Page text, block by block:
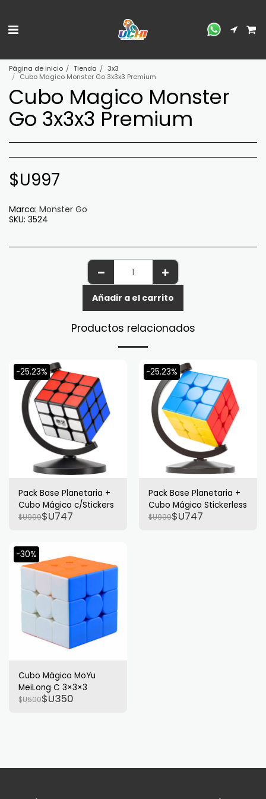
Página de inicio Tienda
3x3
Cubo Magico Monster Go 3x3x3 Premium
Cubo Magico Monster
Go 3x3x3 Premium
$U997
Marca: Monster Go
SKU: 3524
Añadir a el carrito
Productos relacionados
-25.23%
Pack Base Planetaria +
Cubo Mágico c/Stickers
$U999$U747
-25.23%
Pack Base Planetaria +
Cubo Mágico Stickerless
$U999$U747
-30%
Cubo Mágico MoYu
MeiLong C 3×3×3
$U500$U350